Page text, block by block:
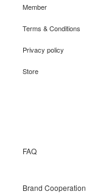
Member
Terms & Conditions
Privacy policy
Store
FAQ
Brand Cooperation